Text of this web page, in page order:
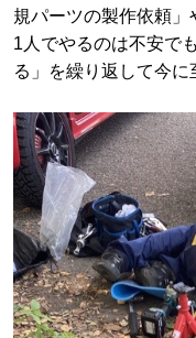
規パーツの製作依頼
1人でやるのは不安で
る」を繰り返して今に